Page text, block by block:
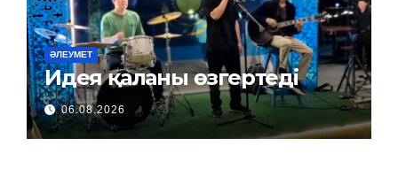
ӘЛЕУМЕТ
Идея қаланы өзгертеді
06.08.2026